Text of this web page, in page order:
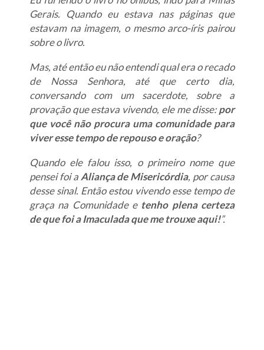
Gerais. Quando eu estava nas páginas que
estavam na imagem, o mesmo arco-íris pairou
sobre o livro.
Mas, até então eu não entendi qual era o recado
de Nossa Senhora, até que certo dia,
conversando com um sacerdote, sobre a
provação que estava vivendo, ele me disse:por
que você não procura uma comunidade para
viver esse tempo de repouso e oração?
Quando ele falou isso, o primeiro nome que
pensei foi a Aliança de Misericórdia, por causa
desse sinal. Então estou vivendo esse tempo de
graça na Comunidade e tenho plena certeza
de que foi a Imaculada que me trouxe aqui!”.